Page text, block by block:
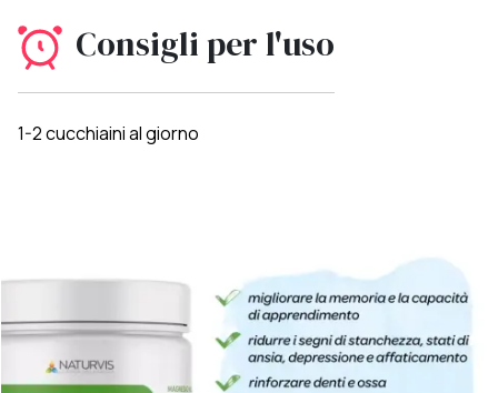
Consigli per l'uso
1-2 cucchiaini al giorno